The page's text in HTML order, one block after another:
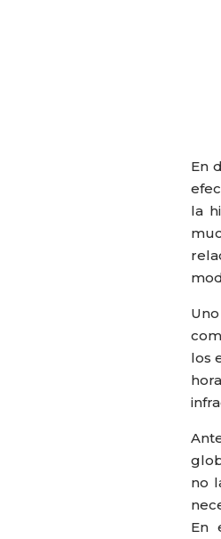
En
la
los
no
En